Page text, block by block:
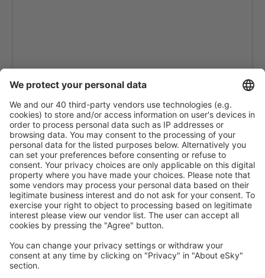
Tumbes Pedro Canga Rodríguez (TBP)
Pisco Renan Elias Olivera (PIO)
Rioja Juan Simons Vela (RIJ)
Arequipa Rodriguez Ballon (AQP)
Santa Maria Airport (Peru) (SMG)
Jaen Shumba (JAE)
Talara Victor Monteas Arias (TYL)
Tingo Maria Airport (TGI)